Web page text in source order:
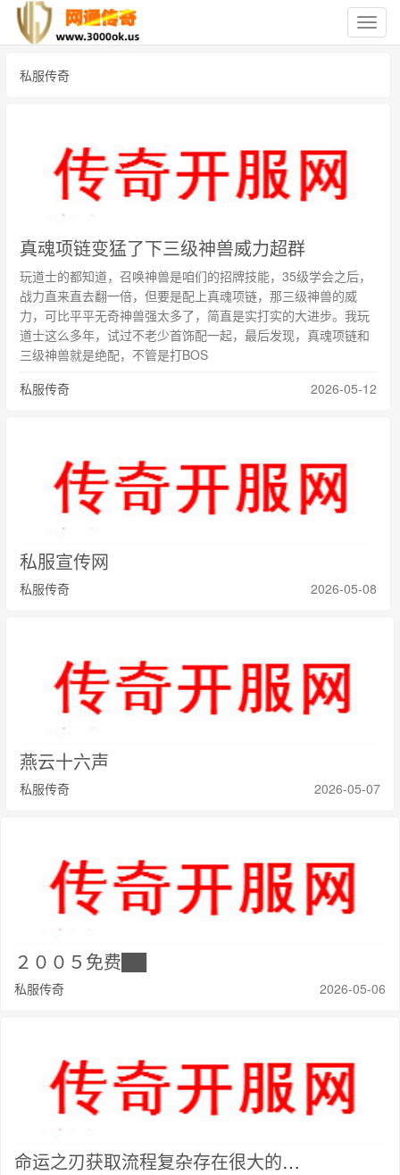
切
换
私服传奇
真魂项链‌变猛了下三级神兽威力超群
玩道士的都知道，召唤神兽是咱们的招牌技能，35级学会之后，
战力直来直去翻一倍，但要是配上真魂项链，那三级神兽的威
力，可比平平无奇神兽强太多了，简直是实打实的大进步。我玩
道士这么多年，试过不老少首饰配一起，最后发现，真魂项链和
三级神兽就是绝配，不管是打BOS
私服传奇
2026-05-12
私服宣传网
私服传奇 2026-05-08
燕云十六声
私服传奇 2026-05-07
２００５免费██
私服传奇 2026-05-06
命运之刃获取流程复杂存在很大的难度